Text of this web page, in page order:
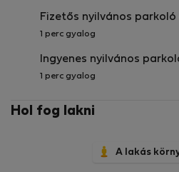
Fizetős nyilvános parkoló
1 perc gyalog
Ingyenes nyilvános
1 perc gyalog
Hol fog lakni
A lakás